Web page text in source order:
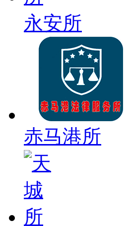
永安所
赤马港所